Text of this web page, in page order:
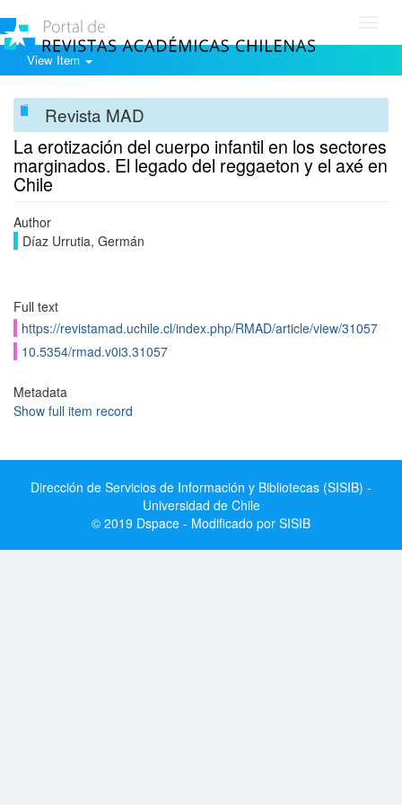
View Item
Revista MAD
La erotización del cuerpo infantil en los sectores
marginados. El legado del reggaeton y el axé en
Chile
Author
Díaz Urrutia, Germán
Full text
https://revistamad.uchile.cl/index.php/RMAD/article/view/31057
10.5354/rmad.v0i3.31057
Metadata
Show full item record
Dirección de Servicios de Información y Bibliotecas (SISIB) -
Universidad de Chile
© 2019 Dspace - Modificado por SISIB